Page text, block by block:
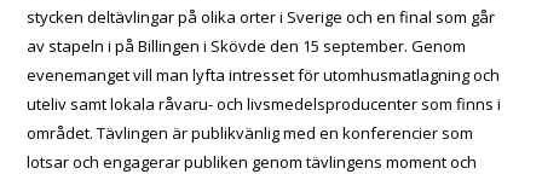
stycken deltävlingar på olika orter i Sverige och en final som går
av stapeln i på Billingen i Skövde den 15 september. Genom
evenemanget vill man lyfta intresset för utomhusmatlagning och
uteliv samt lokala råvaru- och livsmedelsproducenter som finns i
området. Tävlingen är publikvänlig med en konferencier som
lotsar och engagerar publiken genom tävlingens moment och